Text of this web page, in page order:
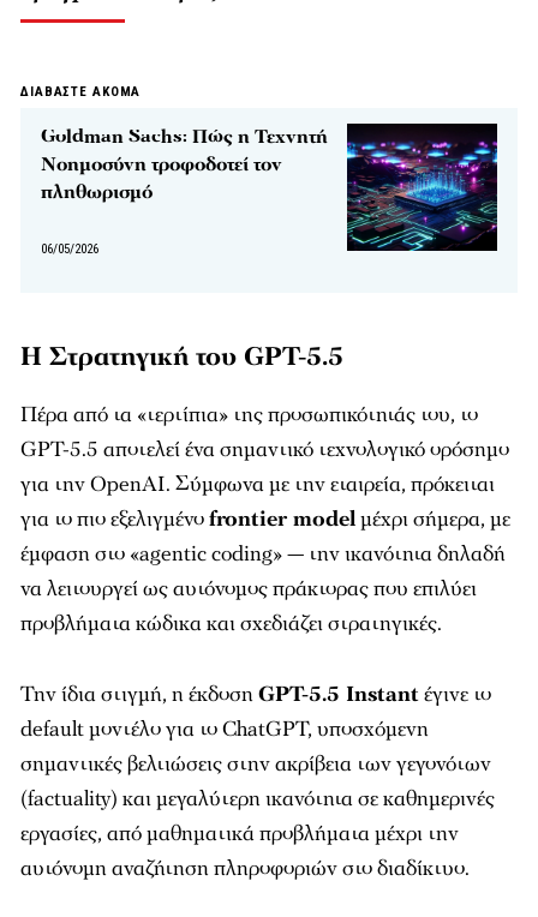
ΔΙΑΒΑΣΤΕ ΑΚΟΜΑ
Goldman Sachs: Πώς η Τεχνητή
Νοημοσύνη τροφοδοτεί τον
πληθωρισμό
06/05/2026
Η Στρατηγική του GPT-5.5
Πέρα από τα «τερτίπια» της προσωπικότητάς του, το
GPT-5.5 αποτελεί ένα σημαντικό τεχνολογικό ορόσημο
για την OpenAI. Σύμφωνα με την εταιρεία, πρόκειται
για το πιο εξελιγμένοfrontier modelμέχρι σήμερα, με
έμφαση στο «agentic coding» — την ικανότητα δηλαδή
να λειτουργεί ως αυτόνομος πράκτορας που επιλύει
προβλήματα κώδικα και σχεδιάζει στρατηγικές.
Την ίδια στιγμή, η έκδοσηGPT-5.5 Instantέγινε το
default μοντέλο για το ChatGPT, υποσχόμενη
σημαντικές βελτιώσεις στην ακρίβεια των γεγονότων
(factuality) και μεγαλύτερη ικανότητα σε καθημερινές
εργασίες, από μαθηματικά προβλήματα μέχρι την
αυτόνομη αναζήτηση πληροφοριών στο διαδίκτυο.